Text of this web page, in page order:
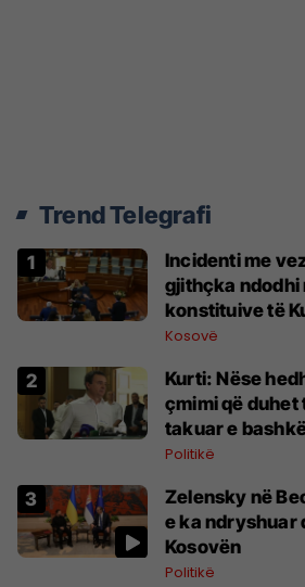
Trend Telegrafi
Incidenti me
gjithçka ndodhi
konstituive të
Kosovë
Kurti: Nëse
çmimi që duhet
takuar e
lumtur ta bëj
Politikë
Zelensky në
e ka ndryshuar
Kosovën
Politikë